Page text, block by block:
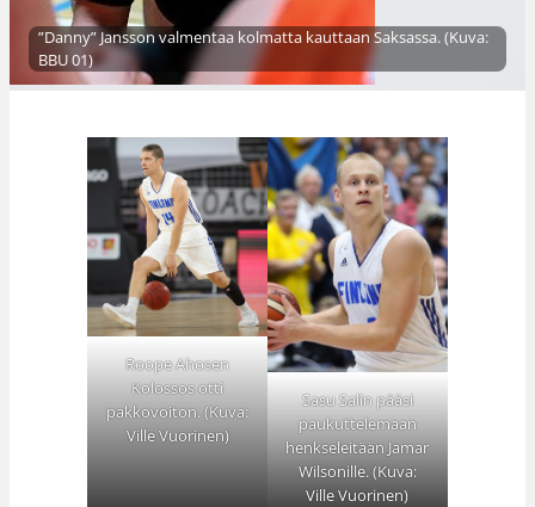
”Danny” Jansson valmentaa kolmatta kauttaan Saksassa. (Kuva:
BBU 01)
Roope Ahosen
Kolossos otti
pakkovoiton. (Kuva:
Ville Vuorinen)
Sasu Salin pääsi
paukuttelemaan
henkseleitään Jamar
Wilsonille. (Kuva:
Ville Vuorinen)